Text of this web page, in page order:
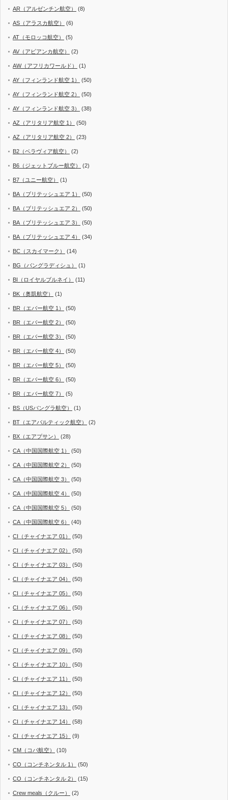
AR（アルゼンチン航空） (8)
AS（アラスカ航空） (6)
AT（モロッコ航空） (5)
AV（アビアンカ航空） (2)
AW（アフリカワールド） (1)
AY（フィンランド航空 1） (50)
AY（フィンランド航空 2） (50)
AY（フィンランド航空 3） (38)
AZ（アリタリア航空 1） (50)
AZ（アリタリア航空 2） (23)
B2（ベラヴィア航空） (2)
B6（ジェットブルー航空） (2)
B7（ユニー航空） (1)
BA（ブリテッシュエア 1） (50)
BA（ブリテッシュエア 2） (50)
BA（ブリテッシュエア 3） (50)
BA（ブリテッシュエア 4） (34)
BC（スカイマーク） (14)
BG（バングラディシュ） (1)
BI（ロイヤルブルネイ） (11)
BK（奥凱航空） (1)
BR（エバー航空 1） (50)
BR（エバー航空 2） (50)
BR（エバー航空 3） (50)
BR（エバー航空 4） (50)
BR（エバー航空 5） (50)
BR（エバー航空 6） (50)
BR（エバー航空 7） (5)
BS（USバングラ航空） (1)
BT（エアバルティック航空） (2)
BX（エアプサン） (28)
CA（中国国際航空 1） (50)
CA（中国国際航空 2） (50)
CA（中国国際航空 3） (50)
CA（中国国際航空 4） (50)
CA（中国国際航空 5） (50)
CA（中国国際航空 6） (40)
CI（チャイナエア 01） (50)
CI（チャイナエア 02） (50)
CI（チャイナエア 03） (50)
CI（チャイナエア 04） (50)
CI（チャイナエア 05） (50)
CI（チャイナエア 06） (50)
CI（チャイナエア 07） (50)
CI（チャイナエア 08） (50)
CI（チャイナエア 09） (50)
CI（チャイナエア 10） (50)
CI（チャイナエア 11） (50)
CI（チャイナエア 12） (50)
CI（チャイナエア 13） (50)
CI（チャイナエア 14） (58)
CI（チャイナエア 15） (9)
CM（コパ航空） (10)
CO（コンチネンタル 1） (50)
CO（コンチネンタル 2） (15)
Crew meals（クルー） (2)